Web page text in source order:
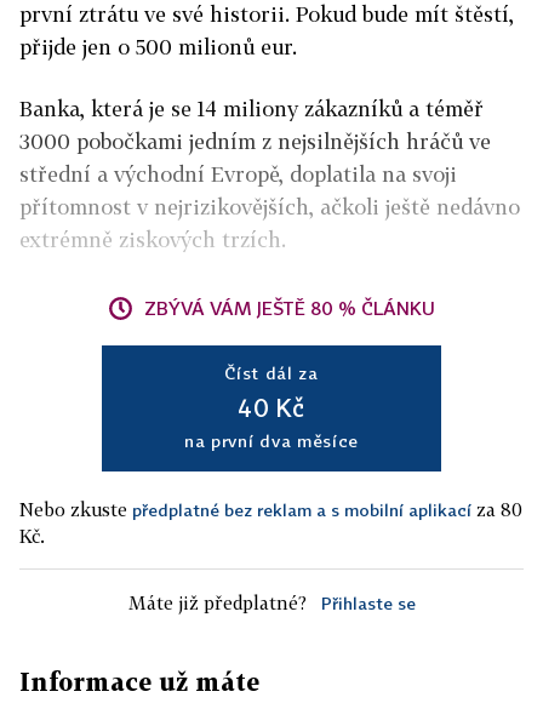
první ztrátu ve své historii. Pokud bude mít štěstí,
přijde jen o 500 milionů eur.
Banka, která je se 14 miliony zákazníků a téměř
3000 pobočkami jedním z nejsilnějších hráčů ve
střední a východní Evropě, doplatila na svoji
přítomnost v nejrizikovějších, ačkoli ještě nedávno
extrémně ziskových trzích.
ZBÝVÁ VÁM JEŠTĚ 80 % ČLÁNKU
Číst dál za
40 Kč
na první dva měsíce
Nebo zkuste předplatné bez reklam a s mobilní aplikací za 80
Kč.
Máte již předplatné? Přihlaste se
Informace už máte